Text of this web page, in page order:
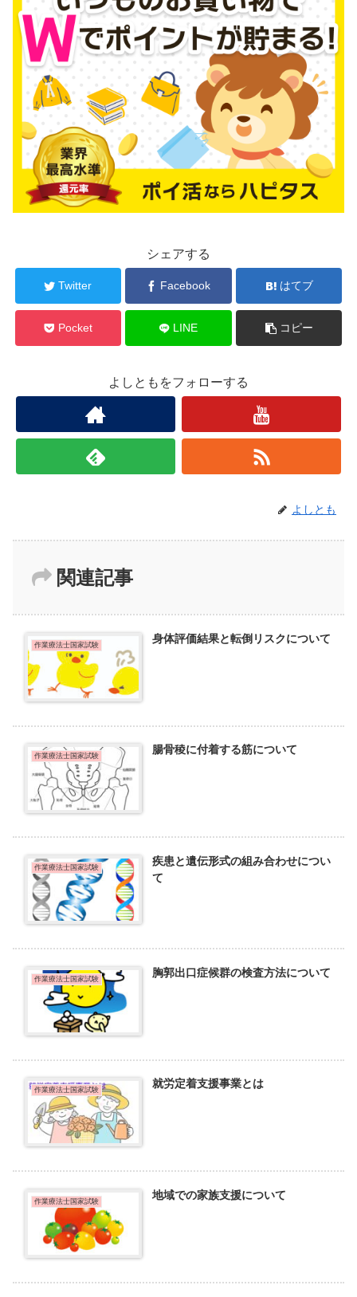
シェアする
Twitter Facebook はてブ
Pocket LINE コピー
よしともをフォローする
よしとも
関連記事
作業療法士国家試験 身体評価結果と転倒リスクについて
作業療法士国家試験 腸骨稜に付着する筋について
作業療法士国家試験
疾患と遺伝形式の組み合わせについ
て
作業療法士国家試験 胸郭出口症候群の検査方法について
作業療法士国家試験 就労定着支援事業とは
作業療法士国家試験 地域での家族支援について